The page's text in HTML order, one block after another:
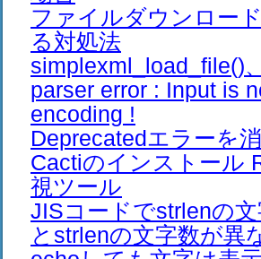
ファイルダウンロー
る対処法
simplexml_load_file()
parser error : Input is
encoding !
Deprecatedエラーを
Cactiのインストール
視ツール
JISコードでstrlenの
とstrlenの文字数が異